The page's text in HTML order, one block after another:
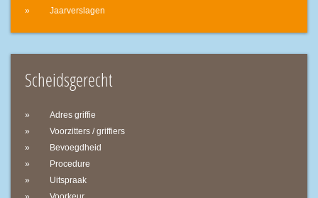
Jaarverslagen
Scheidsgerecht
Adres griffie
Voorzitters / griffiers
Bevoegdheid
Procedure
Uitspraak